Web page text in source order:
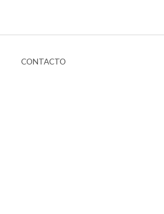
CONTACTO